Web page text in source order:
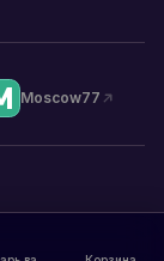
Moscow77